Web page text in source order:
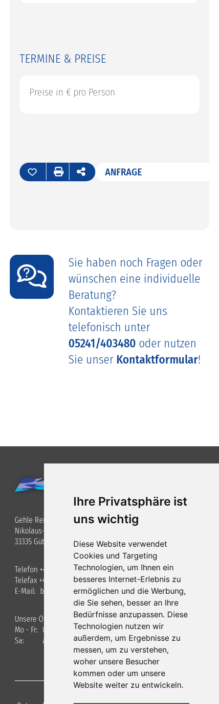
Ihre Privatsphäre ist
uns wichtig
Diese Website verwendet
Cookies und Targeting
Technologien, um Ihnen ein
besseres Internet-Erlebnis zu
ermöglichen und die Werbung,
die Sie sehen, besser an Ihre
Bedürfnisse anzupassen. Diese
Technologien nutzen wir
außerdem, um Ergebnisse zu
messen, um zu verstehen,
woher unsere Besucher
kommen oder um unsere
Website weiter zu entwickeln.
TERMINE & PREISE
Preise in € pro Person
ANFRAGE
Sie haben noch Fragen oder
wünschen eine individuelle
Beratung?
Kontaktieren Sie uns
telefonisch unter
05241/403480 oder nutzen
Sie unser Kontaktformular!
Gehle Reisen GmbH
Nikolaus-Otto-Straße 3
33335 Gütersloh
Telefon +49 (0)5241 / 40 34 8-0
Telefax +49 (0)5241 / 40348-22
E-Mail: bus gehle-reisen.de
Unsere Öffnungszeiten
Mo - Fr: 09.00 - 17.00 Uhr
Sa:
auf Anfrage